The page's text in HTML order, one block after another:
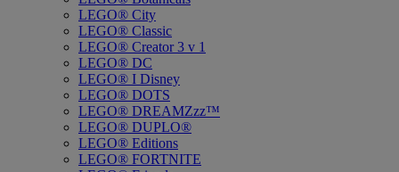
LEGO® City
LEGO® Classic
LEGO® Creator 3 v 1
LEGO® DC
LEGO® I Disney
LEGO® DOTS
LEGO® DREAMZzz™
LEGO® DUPLO®
LEGO® Editions
LEGO® FORTNITE